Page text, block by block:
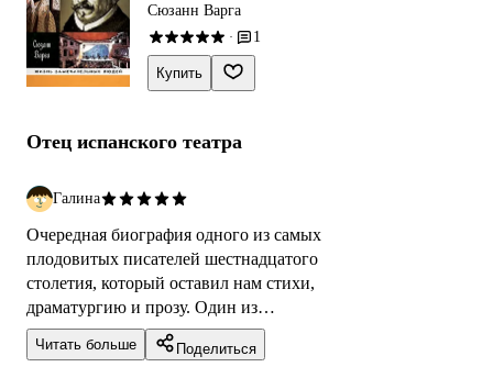
Сюзанн Варга
· 1
Купить
Отец испанского театра
Галина
Очередная биография одного из самых
плодовитых писателей шестнадцатого
столетия, который оставил нам стихи,
драматургию и прозу. Один из
гениальнейших творцов, чья жизнь также
заслуживает отдельного р...
Читать больше Поделиться